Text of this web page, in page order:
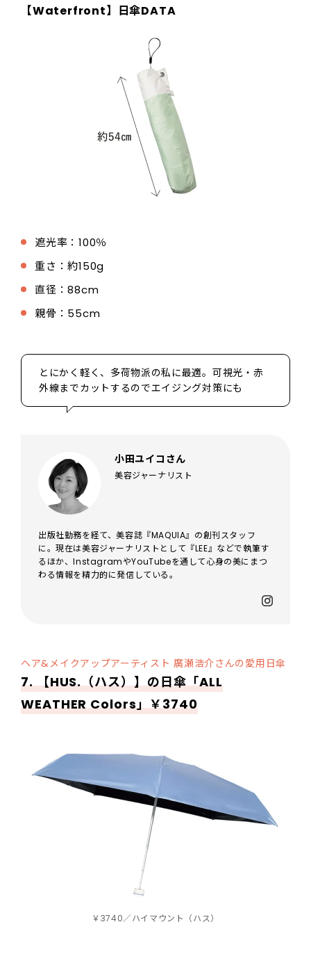
【Waterfront】日傘DATA
遮光率：100％
重さ：約150g
直径：88cm
親骨：55cm
とにかく軽く、多荷物派の私に最適。可視光・赤
外線までカットするのでエイジング対策にも
小田ユイコさん
美容ジャーナリスト
出版社勤務を経て、美容誌『MAQUIA』の創刊スタッフ
に。現在は美容ジャーナリストとして『LEE』などで執筆す
るほか、InstagramやYouTubeを通して心身の美にまつ
わる情報を精力的に発信している。
ヘア&メイクアップアーティスト 廣瀬浩介さんの愛用日傘
7. 【HUS.（ハス）】の日傘「ALL
WEATHER Colors」￥3740
￥3740／ハイマウント（ハス）